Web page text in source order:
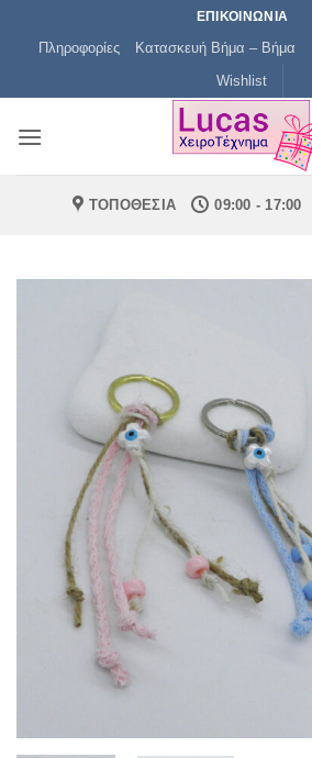
ΕΠΙΚΟΙΝΩΝΙΑ
Πληροφορίες Κατασκευή Βήμα – Βήμα
Wishlist
ΤΟΠΟΘΕΣΙΑ 09:00 - 17:00